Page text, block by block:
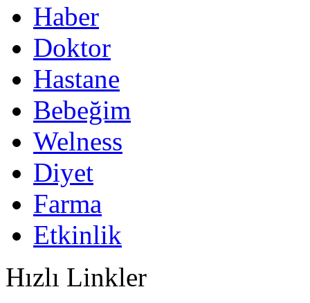
Haber
Doktor
Hastane
Bebeğim
Welness
Diyet
Farma
Etkinlik
Hızlı Linkler